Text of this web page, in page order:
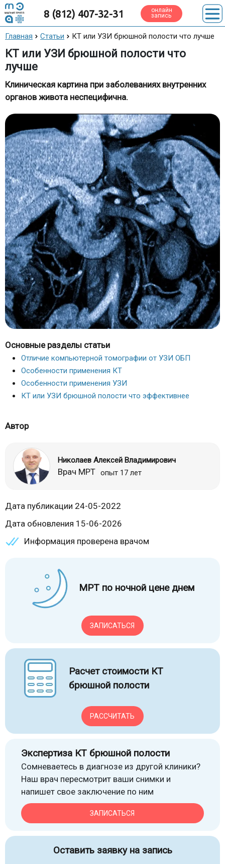
8 (812) 407-32-31 онлайн
запись
Главная Статьи КТ или УЗИ брюшной полости что лучше
КТ или УЗИ брюшной полости что
лучше
Клиническая картина при заболеваниях внутренних
органов живота неспецифична.
Основные разделы статьи
Отличие компьютерной томографии от УЗИ ОБП
Особенности применения КТ
Особенности применения УЗИ
КТ или УЗИ брюшной полости что эффективнее
Автор
Николаев Алексей Владимирович
Врач МРТ опыт 17 лет
Дата публикации 24-05-2022
Дата обновления 15-06-2026
Информация проверена врачом
МРТ по ночной цене днем
ЗАПИСАТЬСЯ
Расчет стоимости КТ
брюшной полости
РАССЧИТАТЬ
Экспертиза КТ брюшной полости
Сомневаетесь в диагнозе из другой клиники?
Наш врач пересмотрит ваши снимки и
напишет свое заключение по ним
ЗАПИСАТЬСЯ
Оставить заявку на запись